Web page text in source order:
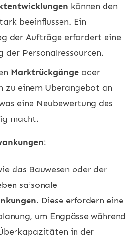
können den
beeinflussen. Ein
der Aufträge erfordert eine
der Personalressourcen.
Marktrückgänge oder
zu einem Überangebot an
eine Neubewertung des
macht.
das Bauwesen oder der
saisonale
. Diese erfordern eine
um Engpässe während
in der